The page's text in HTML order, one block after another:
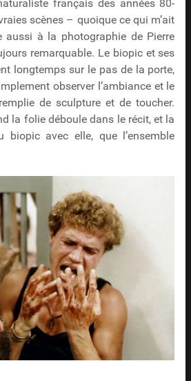
français des années 80-
scènes – quoique ce qui m’ait
aussi à la photographie de Pierre
remarquable. Le biopic et ses
longtemps sur le pas de la porte,
observer l’ambiance et le
de sculpture et de toucher.
la folie déboule dans le récit, et la
biopic avec elle, que l’ensemble